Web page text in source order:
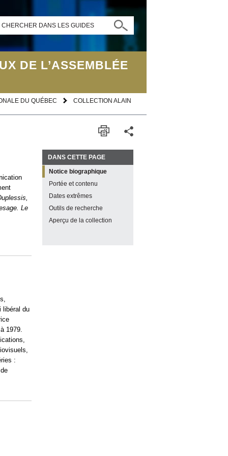
CHERCHER DANS LES GUIDES
DE L’ASSEMBLÉE
DU QUÉBEC
COLLECTION ALAIN
Le
libéral du
1979.
:
DANS CETTE PAGE
Notice biographique
Portée et contenu
Dates extrêmes
Outils de recherche
Aperçu de la collection